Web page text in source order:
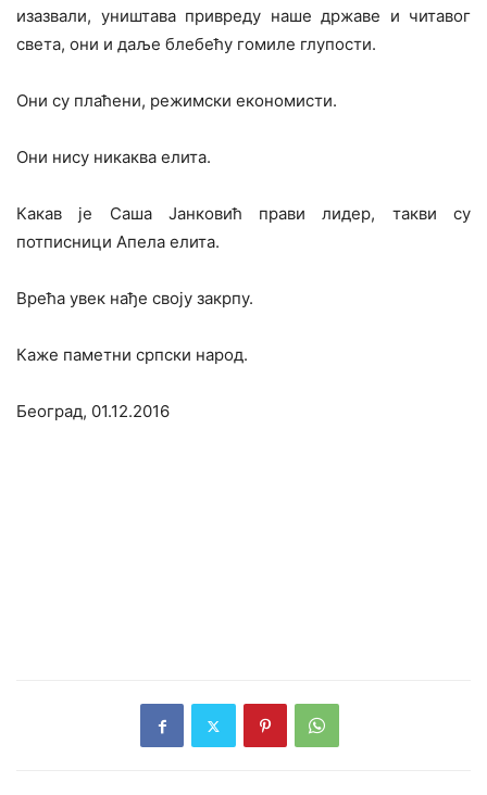
изазвали, уништава привреду наше државе и читавог
света, они и даље блебећу гомиле глупости.
Они су плаћени, режимски економисти.
Они нису никаква елита.
Какав је Саша Јанковић прави лидер, такви су
потписници Апела елита.
Врећа увек нађе своју закрпу.
Каже паметни српски народ.
Београд, 01.12.2016